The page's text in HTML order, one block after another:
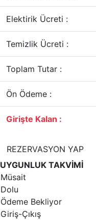
Elektirik Ücreti :
Temizlik Ücreti :
Toplam Tutar :
Ön Ödeme :
Girişte Kalan :
REZERVASYON YAP
UYGUNLUK TAKVİMİ
Müsait
Dolu
Ödeme Bekliyor
Giriş-Çıkış